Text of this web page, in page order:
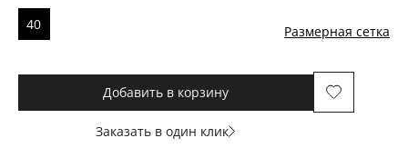
40 Размерная сетка
Добавить в корзину
Заказать в один клик